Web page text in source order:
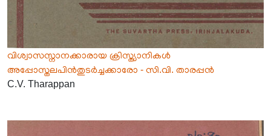
വിശ്വാസസ്നാനക്കാരായ ക്രിസ്ത്യാനികൾ
അപ്പോസ്തലപിൻതുടർച്ചക്കാരോ - സി.വി. താരപ്പൻ
C.V. Tharappan